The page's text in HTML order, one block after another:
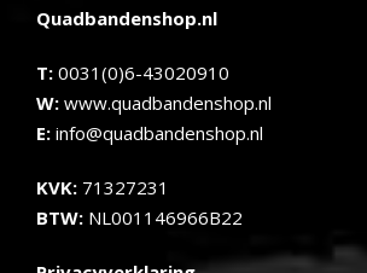
Quadbandenshop.nl
T: 0031(0)6-43020910
W: www.quadbandenshop.nl
E: info@quadbandenshop.nl
KVK: 71327231
BTW: NL001146966B22